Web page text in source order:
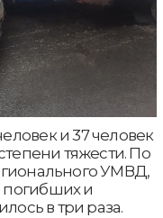
и 37 человек
тяжести. По
УМВД,
погибших и
в три раза.